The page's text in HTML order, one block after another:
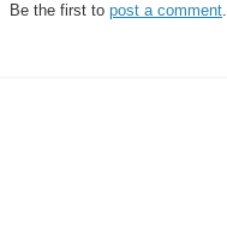
Be the first to post a comment.